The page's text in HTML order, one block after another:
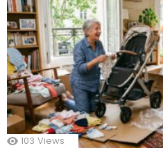
103 Views